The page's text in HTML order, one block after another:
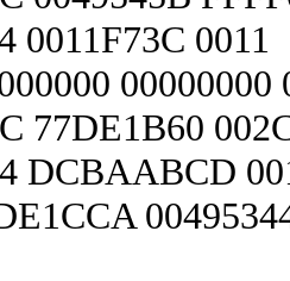
0011F73C 0011
77DE1B60
DCBAABCD